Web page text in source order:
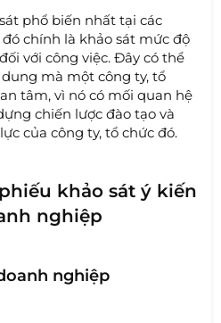
phổ biến nhất tại các
chính là khảo sát mức độ
với công việc. Đây có thể
mà một công ty, tổ
tâm, vì nó có mối quan hệ
chiến lược đào tạo và
của công ty, tổ chức đó.
khảo sát ý kiến
nghiệp
nghiệp